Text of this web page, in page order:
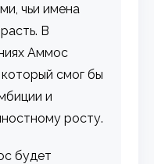
чьи имена
В
Аммос
смог бы
и
росту.
будет